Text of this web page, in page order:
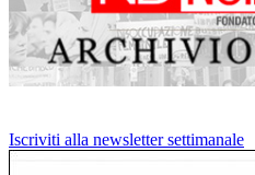
Iscriviti alla newsletter settimanale